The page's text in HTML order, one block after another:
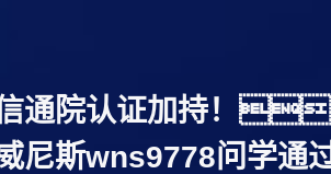
信通院认证加持！
威尼斯wns9778问学通